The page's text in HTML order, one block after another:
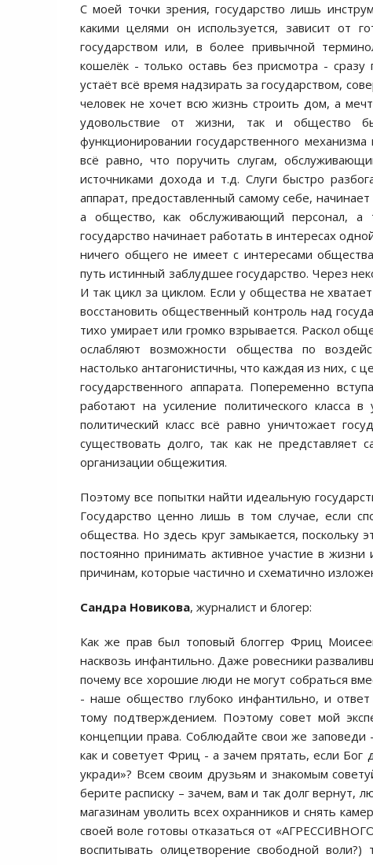
С моей точки зрения, государство лишь
какими целями он используется, зависит от
государством или, в более привычной
кошелёк - только оставь без присмотра -
устаёт всё время надзирать за государством,
человек не хочет всю жизнь строить дом, а
удовольствие от жизни, так и общество
функционировании государственного
всё равно, что поручить слугам,
источниками дохода и т.д. Слуги быстро
аппарат, предоставленный самому себе,
а общество, как обслуживающий персонал, а
государство начинает работать в интересах
ничего общего не имеет с интересами
путь истинный заблудшее государство. Через
И так цикл за циклом. Если у общества не
восстановить общественный контроль над
тихо умирает или громко взрывается. Раскол
ослабляют возможности общества по
настолько антагонистичны, что каждая из них, с
государственного аппарата. Попеременно
работают на усиление политического класса
политический класс всё равно уничтожает
существовать долго, так как не
организации общежития.
Поэтому все попытки найти идеальную
Государство ценно лишь в том случае, если
общества. Но здесь круг замыкается, поскольку
постоянно принимать активное участие в
причинам, которые частично и схематично
Сандра Новикова, журналист и блогер:
Как же прав был топовый блоггер Фриц
насквозь инфантильно. Даже ровесники
почему все хорошие люди не могут собраться
- наше общество глубоко инфантильно, и
тому подтверждением. Поэтому совет мой
концепции права. Соблюдайте свои же
как и советует Фриц - а зачем прятать, если
укради»? Всем своим друзьям и знакомым
берите расписку – зачем, вам и так долг
магазинам уволить всех охранников и снять
своей воле готовы отказаться от
воспитывать олицетворение свободной